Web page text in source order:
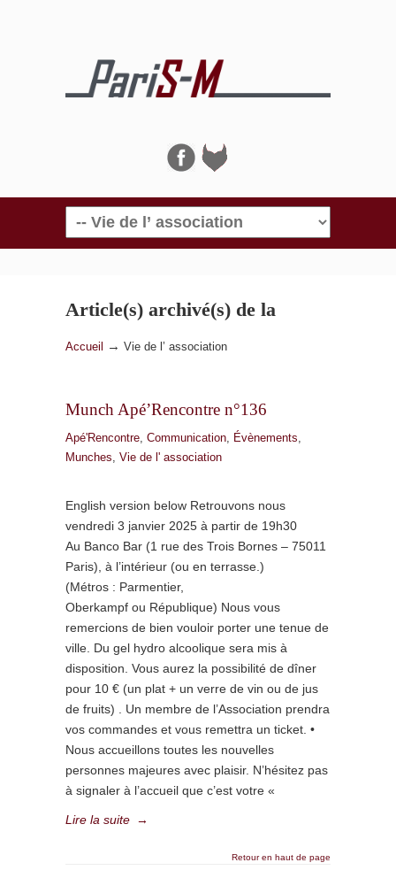
Navigation
Article(s) archivé(s) de la
catégorieVie de l’ association
Accueil → Vie de l’ association
Munch Apé’Rencontre n°136
Apé'Rencontre, Communication, Évènements,
Munches, Vie de l' association
English version below Retrouvons nous
vendredi 3 janvier 2025 à partir de 19h30
Au Banco Bar (1 rue des Trois Bornes – 75011
Paris), à l’intérieur (ou en terrasse.)
(Métros : Parmentier,
Oberkampf ou République) Nous vous
remercions de bien vouloir porter une tenue de
ville. Du gel hydro alcoolique sera mis à
disposition. Vous aurez la possibilité de dîner
pour 10 € (un plat + un verre de vin ou de jus
de fruits) . Un membre de l’Association prendra
vos commandes et vous remettra un ticket. •
Nous accueillons toutes les nouvelles
personnes majeures avec plaisir. N’hésitez pas
à signaler à l’accueil que c’est votre «
Lire la suite →
Retour en haut de page